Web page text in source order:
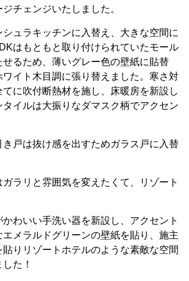
チェンジいたしました。
ュラキッチンに入替え、大きな空間に
はもともと取り付けられていたモール
せるため、薄いグレー色の壁紙に貼替
ワイト木目調に張り替えました。寒さ対
に吹付断熱材を施し、床暖房を新設し
タイルは大振りなダマスク柄でアクセン
戸は抜け感を出すためガラス戸に入替
ガラリと雰囲気を変えたくて、リゾート
わいい手洗い器を新設し、アクセント
エメラルドグリーンの壁紙を貼り、施主
りリゾートホテルのような素敵な空間
た！